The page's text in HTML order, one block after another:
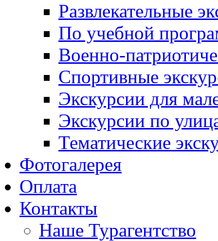
Развлекательные
По учебной
Военно-
Спортивные
Экскурсии для
Экскурсии по
Тематические
Фотогалерея
Оплата
Контакты
Наше Турагентство